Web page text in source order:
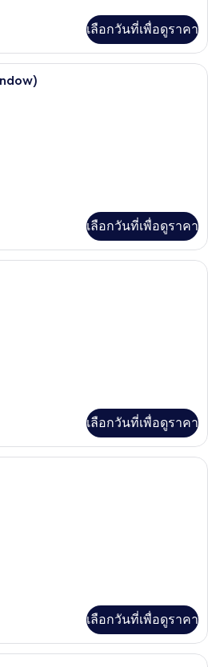
เลือกวันที่เพื่อดูราคา
ห้องบิสซิเนสดับเบิล (No Window) |
เลือกวันที่เพื่อดูราคา
เครื่องนอนระดับพรีเมียม, ตู้นิรภัยในห้
เลือกวันที่เพื่อดูราคา
เครื่องนอนระดับพรีเมียม, ตู้นิรภัยในห้
เลือกวันที่เพื่อดูราคา